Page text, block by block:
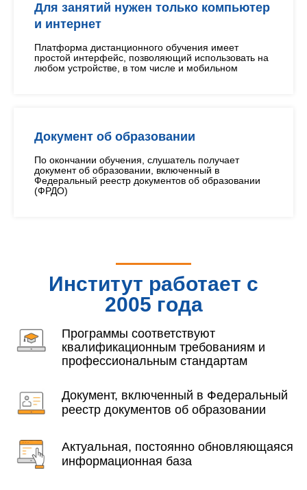
Для занятий нужен только компьютер
и интернет
Платформа дистанционного обучения имеет
простой интерфейс, позволяющий использовать на
любом устройстве, в том числе и мобильном
Документ об образовании
По окончании обучения, слушатель получает
документ об образовании, включенный в
Федеральный реестр документов об образовании
(ФРДО)
Институт работает с
2005 года
Программы соответствуют
квалификационным требованиям и
профессиональным стандартам
Документ, включенный в Федеральный
реестр документов об образовании
Актуальная, постоянно обновляющаяся
информационная база